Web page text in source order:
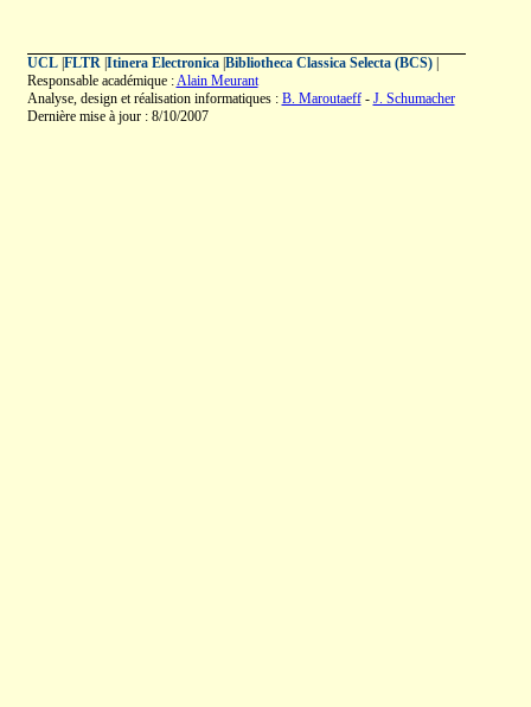
UCL| FLTR| Itinera Electronica| Bibliotheca Classica Selecta (BCS)|
Responsable académique :Alain Meurant
Analyse, design et réalisation informatiques : B. Maroutaeff- J. Schumacher
Dernière mise à jour : 8/10/2007